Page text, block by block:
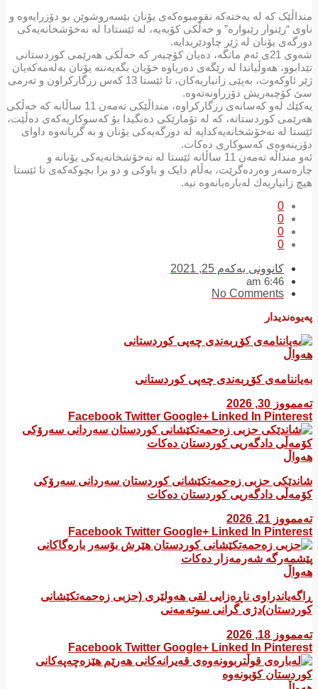
منداڵێک کە لە یەختەکە نقومبوەکەی یۆنان بێسەروشوێن بو دۆزرایەوە و
ناوی “رێنوار رێبوارە” و خەڵکی کۆیەیە، له‌ ئێستادا له‌ نه‌خۆشخانه‌یه‌كی
دورگه‌ی یۆنان له‌ ژێر چاودێریدایه‌.
شه‌وی 21ی ئه‌م مانگه‌، ده‌یان كۆچبه‌ر كه‌ خه‌ڵكی هه‌رێمی كوردستانی
تێدابوو‌، هه‌وڵیاندا له‌ رێگه‌ی ده‌ریاوه‌ خۆیان بگه‌یه‌ننه‌ یۆنان به‌له‌مه‌كه‌یان
ژێر ئاوكه‌وت، به‌پێی زانیاریه‌كان، تا ئێستا 13 كه‌س رزگاركراون و ته‌رمی
سێ كۆچبه‌ریش دۆزراونه‌ته‌وه‌.
یه‌كێك له‌و كه‌سانه‌ی رزگاركراوه‌، منداڵێكی ته‌مه‌ن 11 ساڵانه‌ كه‌ خه‌ڵكی
هه‌رێمی كوردستانه‌، كه‌ له‌ تۆمارێكی ده‌نگیدا بۆ كه‌سوكاریه‌كه‌ی ده‌ڵێت،
ئێستا له‌ نه‌خۆشخانه‌یه‌كدایە له‌ دورگه‌یه‌كی یۆنان و بە گریانەوە داوای
دۆزینەوەی کەسوکاری دەکات.
ئه‌و منداڵه‌ ته‌مه‌ن 11 ساڵانه‌ ئێستا لە نەخۆشخانەیەکی یۆنانە و
چارەسەر وەردەگرێت، بەڵام دایک و باوکی و دو برا بچوکەکەی تا ئێستا
هیچ زانیاریه‌ك له‌باره‌یانه‌وه‌ نیە.
0
0
0
0
کانوونی یەکەم 25, 2021
6:46 am
No Comments
پەیوەندیدار
هەواڵ
بەیاننامەی کۆڕبەندی چەپی کوردستانی
تەممووز 30, 2026
Facebook Twitter Google+ Linked In Pinterest
هەواڵ
شاندێکی حزبی زەحمەتکێشانی کوردستان سەردانی سەرۆکی
کۆمەڵی دادگەریی کوردستان دەکات
تەممووز 21, 2026
Facebook Twitter Google+ Linked In Pinterest
هەواڵ
ڕاگەیاندراوی ناڕەزایی لقی هەولێری (حزبی زەحمەتکێشانی
کوردستان)دژی گرانی سوتەمەنی
تەممووز 18, 2026
Facebook Twitter Google+ Linked In Pinterest